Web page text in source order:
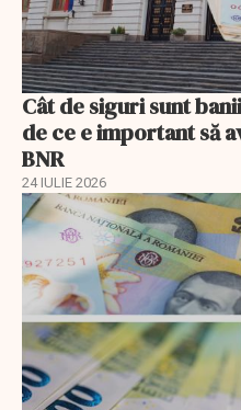
Cât de siguri sunt
de ce e important să
BNR
24 IULIE 2026